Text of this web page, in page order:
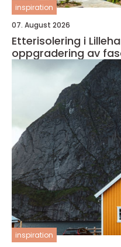
inspiration
07. August 2026
Etterisolering i
oppgradering av
inspiration